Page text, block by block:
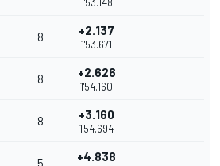
8 +2.137
1'53.671
8 +2.626
1'54.160
8 +3.160
1'54.694
5 +4.838